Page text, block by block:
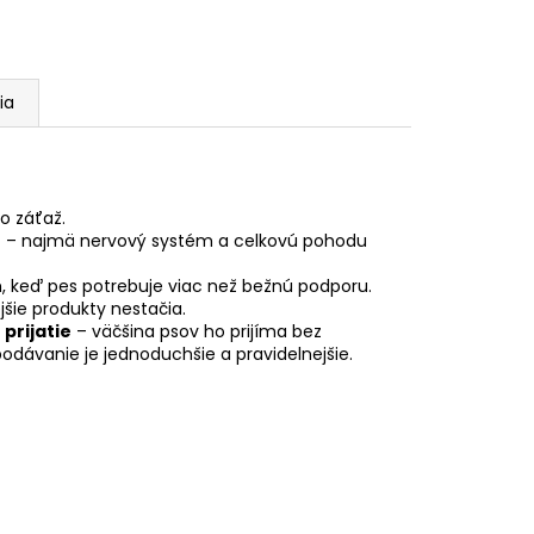
záťaž.
– najmä nervový systém a celkovú pohodu
keď pes potrebuje viac než bežnú podporu.
produkty nestačia.
prijatie – väčšina psov ho prijíma bez
je jednoduchšie a pravidelnejšie.